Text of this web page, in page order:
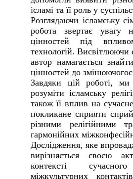
ісламі та її роль у
Розглядаючи ісламську
робота звертає увагу
цінностей під
технологій. Висвітлюючи
автор намагається
цінностей до
Завдяки цій роботі,
розуміти ісламську
також її вплив на
покликане сприяти
різними релігійними
гармонійних
Дослідження, яке
вирізняється своєю
контексті
міжкультурних